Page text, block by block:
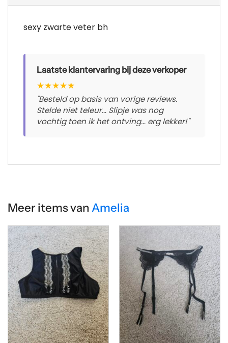
sexy zwarte veter bh
Laatste klantervaring bij deze verkoper
★★★★★
"Besteld op basis van vorige reviews.
Stelde niet teleur… Slipje was nog
vochtig toen ik het ontving… erg lekker!"
Meer items van Amelia